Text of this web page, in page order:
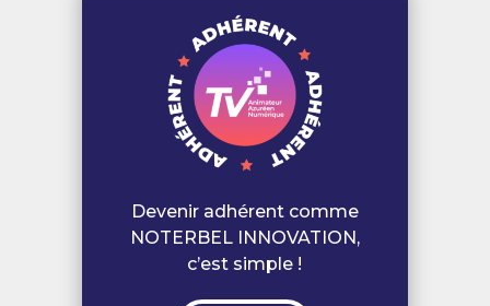
Devenir adhérent comme
NOTERBEL INNOVATION,
c’est simple !